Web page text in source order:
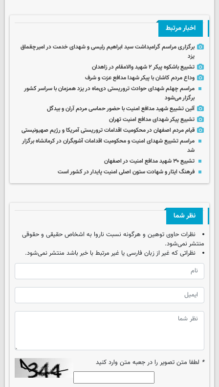
اخبار مرتبط
برگزاری مراسم گرامیداشت سید ابراهیم رئیسی و شهدای خدمت در امیرچقماق
یزد
تشییع باشکوه پیکر ۲ شهید والامقام در زاهدان
وداع مردم کاشان با پیکر شهدا مدافع عزت و شرف
مراسم چهلم شهدای حوادث تروریستی دی‌ماه در یزد همزمان با سراسر کشور
برگزار می‌شود
آئین تشییع شهید مدافع امنیت با حضور حماسی مردم آران و بیدگل
تشییع پیکر شهدای مدافع امنیت تهران
قیام مردم اصفهان در محکومیت اقدامات تروریستی آمریکا و رژیم صهیونیستی
مراسم تشییع شهدای امنیت و محکومیت اقدامات آشوبگران در کرمانشاه برگزار
شد
تشییع ۳۰ شهید مدافع امنیت در اصفهان
فرهنگ ایثار و شهادت ستون اصلی امنیت پایدار در کشور است
نظر شما
نظرات حاوی توهین و هرگونه نسبت ناروا به اشخاص حقیقی و حقوقی
منتشر نمی‌شود.
نظراتی که غیر از زبان فارسی یا غیر مرتبط با خبر باشد منتشر نمی‌شود.
* لطفا متن تصویر را در جعبه متن وارد کنید